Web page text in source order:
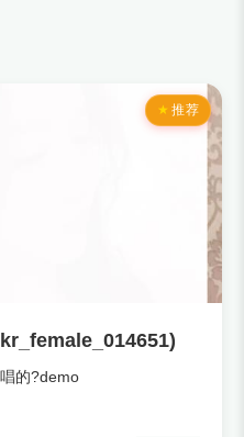
推荐
的?demo